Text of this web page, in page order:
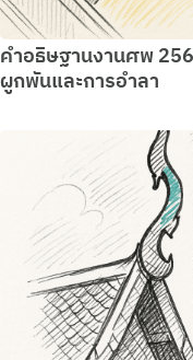
คำอธิษฐานงานศพ
ผูกพันและการอำลา